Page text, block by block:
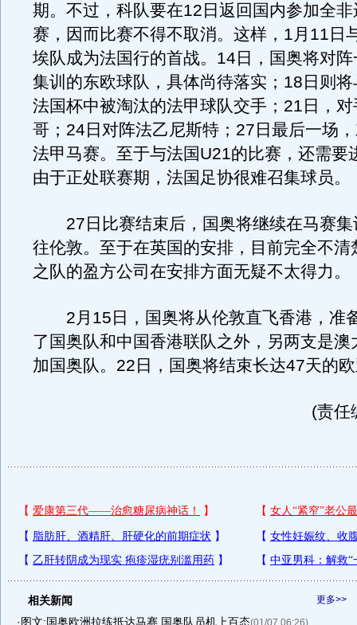
期。不过，科队要在12日返回国内参加全
赛，因而比赛不得不取消。这样，1月11日
埃队成为法国行的首战。14日，国奥将对
集训的东欧球队，具体尚待落实；18日则
法国杯中被淘汰的法甲球队交手；21日，
哥；24日对阵法乙尼斯特；27日最后一场
法甲马赛。至于与法国U21的比赛，还需要
由于正处联赛期，法国足协很难召集球员。
27日比赛结束后，国奥将继续在马赛集
往伦敦。至于在英国的安排，目前完全不清
之队的盈方公司在安排方面无疑不太得力。
2月15日，国奥将从伦敦直飞香港，准
了国奥队和中国香港联队之外，另两支是澳
加国奥队。22日，国奥将结束长达47天的
(责任
更多>>
相关新闻
·图文:国奥欧洲拉练抵达马赛 国奥队员机上百态(01/07 06:26)